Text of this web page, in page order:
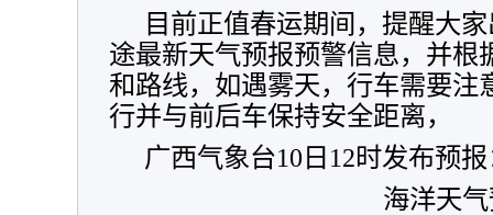
目前正值春运期间，提醒大
途最新天气预报预警信息，并根
和路线，如遇雾天，行车需要注
行并与前后车保持安全距离，
广西气象台10日12时发布预
海洋天